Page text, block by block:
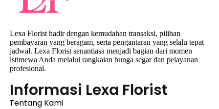
Lexa Florist hadir dengan kemudahan transaksi, pilihan
pembayaran yang beragam, serta pengantaran yang selalu tepat
jadwal. Lexa Florist senantiasa menjadi bagian dari momen
istimewa Anda melalui rangkaian bunga segar dan pelayanan
profesional.
Informasi Lexa Florist
Tentang Kami